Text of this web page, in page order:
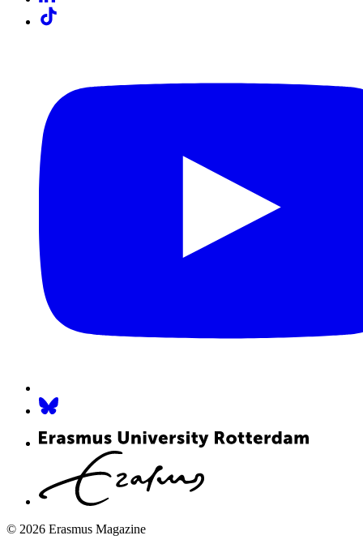
© 2026 Erasmus Magazine